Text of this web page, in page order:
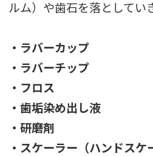
ルム）や歯石を落としてい
・ラバーカップ
・ラバーチップ
・フロス
・歯垢染め出し液
・研磨剤
・スケーラー（ハンドス